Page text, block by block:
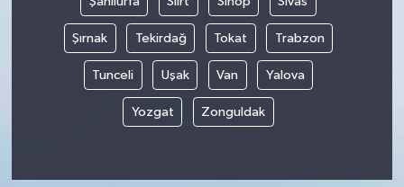
Şırnak Tekirdağ Tokat Trabzon
Tunceli Uşak Van Yalova
Yozgat Zonguldak